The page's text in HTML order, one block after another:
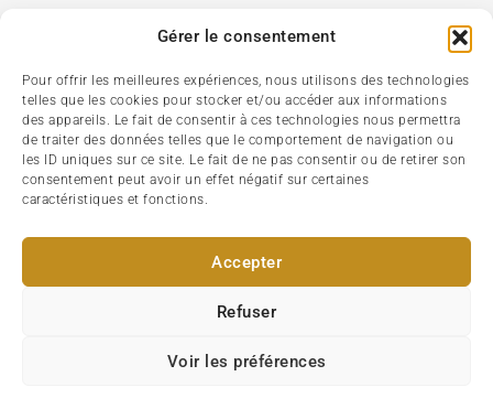
Gérer le consentement
Pour offrir les meilleures expériences, nous utilisons des technologies
telles que les cookies pour stocker et/ou accéder aux informations
des appareils. Le fait de consentir à ces technologies nous permettra
de traiter des données telles que le comportement de navigation ou
les ID uniques sur ce site. Le fait de ne pas consentir ou de retirer son
consentement peut avoir un effet négatif sur certaines
caractéristiques et fonctions.
Accepter
Refuser
Voir les préférences